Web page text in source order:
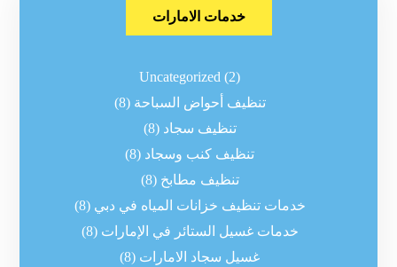
خدمات الامارات
Uncategorized (2)
تنظيف أحواض السباحة (8)
تنظيف سجاد (8)
تنظيف كنب وسجاد (8)
تنظيف مطابخ (8)
خدمات تنظيف خزانات المياه في دبي (8)
خدمات غسيل الستائر في الإمارات (8)
غسيل سجاد الامارات (8)